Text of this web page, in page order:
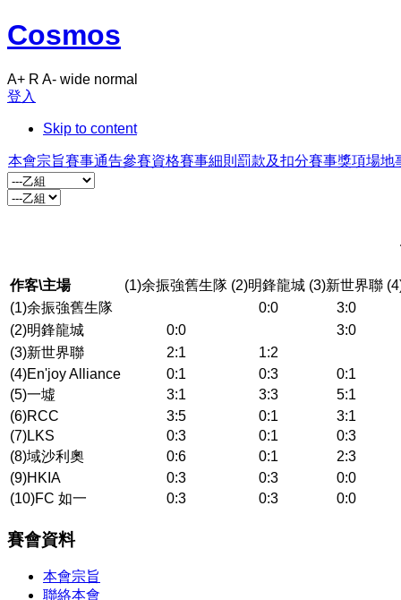
Cosmos
A+ R A- wide normal
登入
Skip to content
本會宗旨賽事通告參賽資格賽事細則 罰款及扣分賽事獎項場地
作客\主場 (1)余振強舊生隊 (2)明鋒龍城 (3)新世界聯
(1)余振強舊生隊
0:0
3:0
(2)明鋒龍城
0:0
3:0
(3)新世界聯
2:1
1:2
(4)En'joy Alliance
0:1 0:3
0:1
(5)一墟
3:1 3:3
5:1
(6)RCC
3:5 0:1
3:1
(7)LKS
0:3 0:1
0:3
(8)域沙利奧
0:6 0:1
2:3
(9)HKIA
0:3 0:3
0:0
(10)FC 如一
0:3 0:3 0:0
賽會資料
本會宗旨
聯絡本會